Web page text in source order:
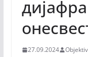
27.09.2024